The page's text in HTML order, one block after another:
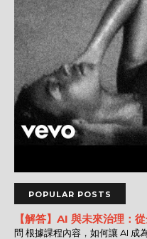
POPULAR POSTS
【解答】AI 與未來治理：
問 根據課程內容，如何讓 AI 成